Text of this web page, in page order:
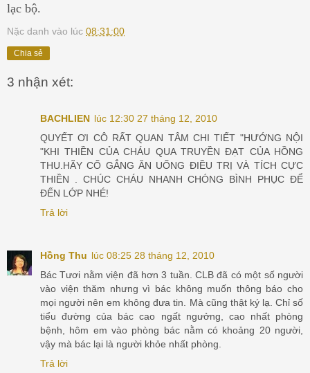
lạc bộ.
Nặc danh vào lúc 08:31:00
Chia sẻ
3 nhận xét:
BACHLIEN lúc 12:30 27 tháng 12, 2010
QUYẾT ƠI CÔ RẤT QUAN TÂM CHI TIẾT "HƯỚNG NỘI
"KHI THIỀN CỦA CHÁU QUA TRUYỀN ĐẠT CỦA HỒNG
THU.HÃY CỐ GẮNG ĂN UỐNG ĐIỀU TRỊ VÀ TÍCH CỰC
THIỀN . CHÚC CHÁU NHANH CHÓNG BÌNH PHỤC ĐỂ
ĐẾN LỚP NHÉ!
Trả lời
Hồng Thu lúc 08:25 28 tháng 12, 2010
Bác Tươi nằm viện đã hơn 3 tuần. CLB đã có một số người
vào viện thăm nhưng vì bác không muốn thông báo cho
mọi người nên em không đưa tin. Mà cũng thật ký lạ. Chỉ số
tiểu đường của bác cao ngất ngưởng, cao nhất phòng
bệnh, hôm em vào phòng bác nằm có khoảng 20 người,
vậy mà bác lại là người khỏe nhất phòng.
Trả lời